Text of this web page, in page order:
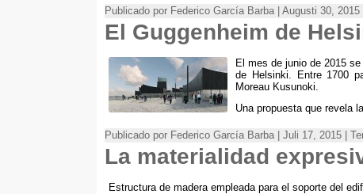
Publicado por Federico García Barba | Augusti 30, 2015
El Guggenheim de
El mes de junio de 2015se
de Helsinki
Entre1700
Moreau Kusunoki
Una propuesta que revela
Publicado por Federico García Barba | Juli 17, 2015 |
La materialidad
Estructura de madera empleada para el soporte del